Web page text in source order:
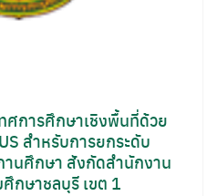
การศึกษาเชิงพื้นที่ด้วย
สำหรับการยกระดับ
นศึกษา สังกัดสำนักงาน
กษาชลบุรี เขต 1